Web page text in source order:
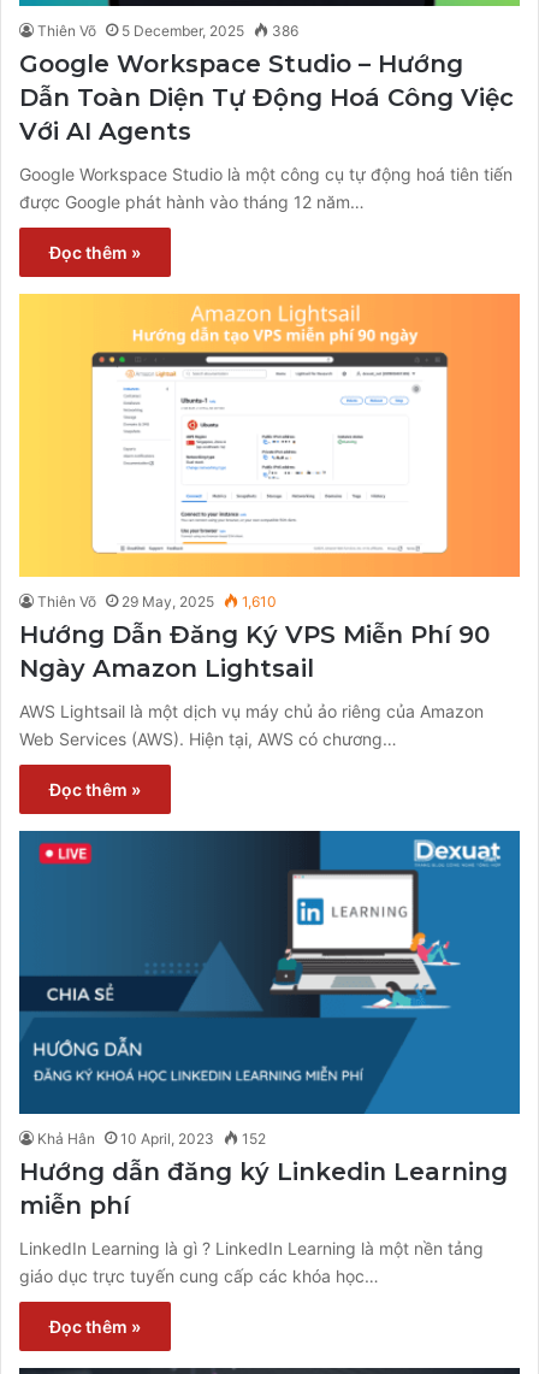
Thiên Võ 5 December, 2025 386
Google Workspace Studio – Hướng
Dẫn Toàn Diện Tự Động Hoá Công Việc
Với AI Agents
Google Workspace Studio là một công cụ tự động hoá tiên tiến
được Google phát hành vào tháng 12 năm…
Đọc thêm »
Thiên Võ 29 May, 2025 1,610
Hướng Dẫn Đăng Ký VPS Miễn Phí 90
Ngày Amazon Lightsail
AWS Lightsail là một dịch vụ máy chủ ảo riêng của Amazon
Web Services (AWS). Hiện tại, AWS có chương…
Đọc thêm »
Khả Hân 10 April, 2023 152
Hướng dẫn đăng ký Linkedin Learning
miễn phí
LinkedIn Learning là gì ? LinkedIn Learning là một nền tảng
giáo dục trực tuyến cung cấp các khóa học…
Đọc thêm »